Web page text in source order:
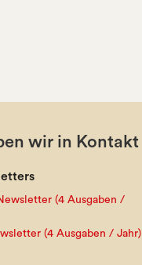
wir in Kontakt
(4 Ausgaben /
(4 Ausgaben / Jahr)